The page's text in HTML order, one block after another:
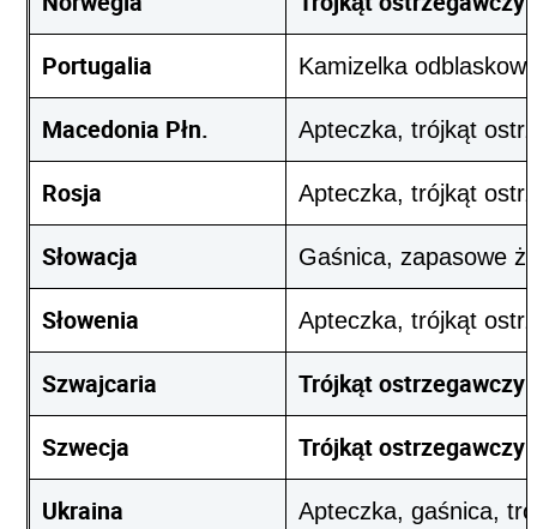
Portugalia
Kamizelka
Macedonia Płn. Apteczka, trójkąt
Rosja Apteczka, trójkąt
Słowacja Gaśnica, zapasowe
Słowenia Apteczka, trójkąt
Szwajcaria
Trójkąt ostrzegawczy
Szwecja
Trójkąt ostrzegawczy
Ukraina
Apteczka, gaśnica,